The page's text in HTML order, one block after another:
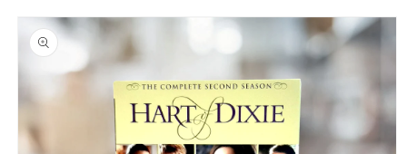
Skip to
product
information